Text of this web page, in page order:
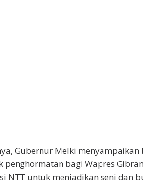
Gubernur Melki
penghormatan bagi Wapres
NTT untuk menjadikan seni dan